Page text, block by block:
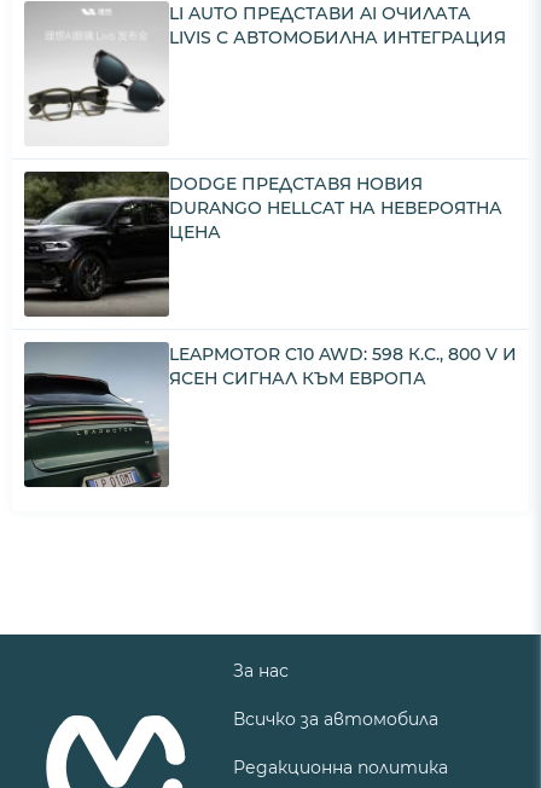
LI AUTO ПРЕДСТАВИ AI ОЧИЛАТА
LIVIS С АВТОМОБИЛНА ИНТЕГРАЦИЯ
DODGE ПРЕДСТАВЯ НОВИЯ
DURANGO HELLCAT НА НЕВЕРОЯТНА
ЦЕНА
LEAPMOTOR C10 AWD: 598 К.С., 800 V И
ЯСЕН СИГНАЛ КЪМ ЕВРОПА
За нас
Всичко за автомобила
Редакционна политика